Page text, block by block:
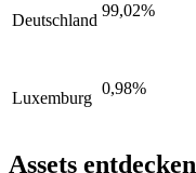
Deutschland
99,02%
Luxemburg
0,98%
Assets entdecken